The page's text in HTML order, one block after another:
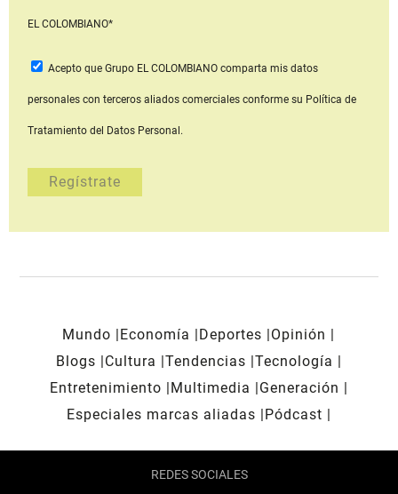
EL COLOMBIANO*
Acepto que Grupo EL COLOMBIANOcomparta mis datos
personales con terceros aliados comerciales conforme su Política de
Tratamiento del Datos Personal.
Mundo Economía Deportes
Opinión
Blogs
Cultura Tendencias Tecnología
Entretenimiento
Multimedia
Generación
Especiales marcas aliadas
Pódcast
REDES SOCIALES